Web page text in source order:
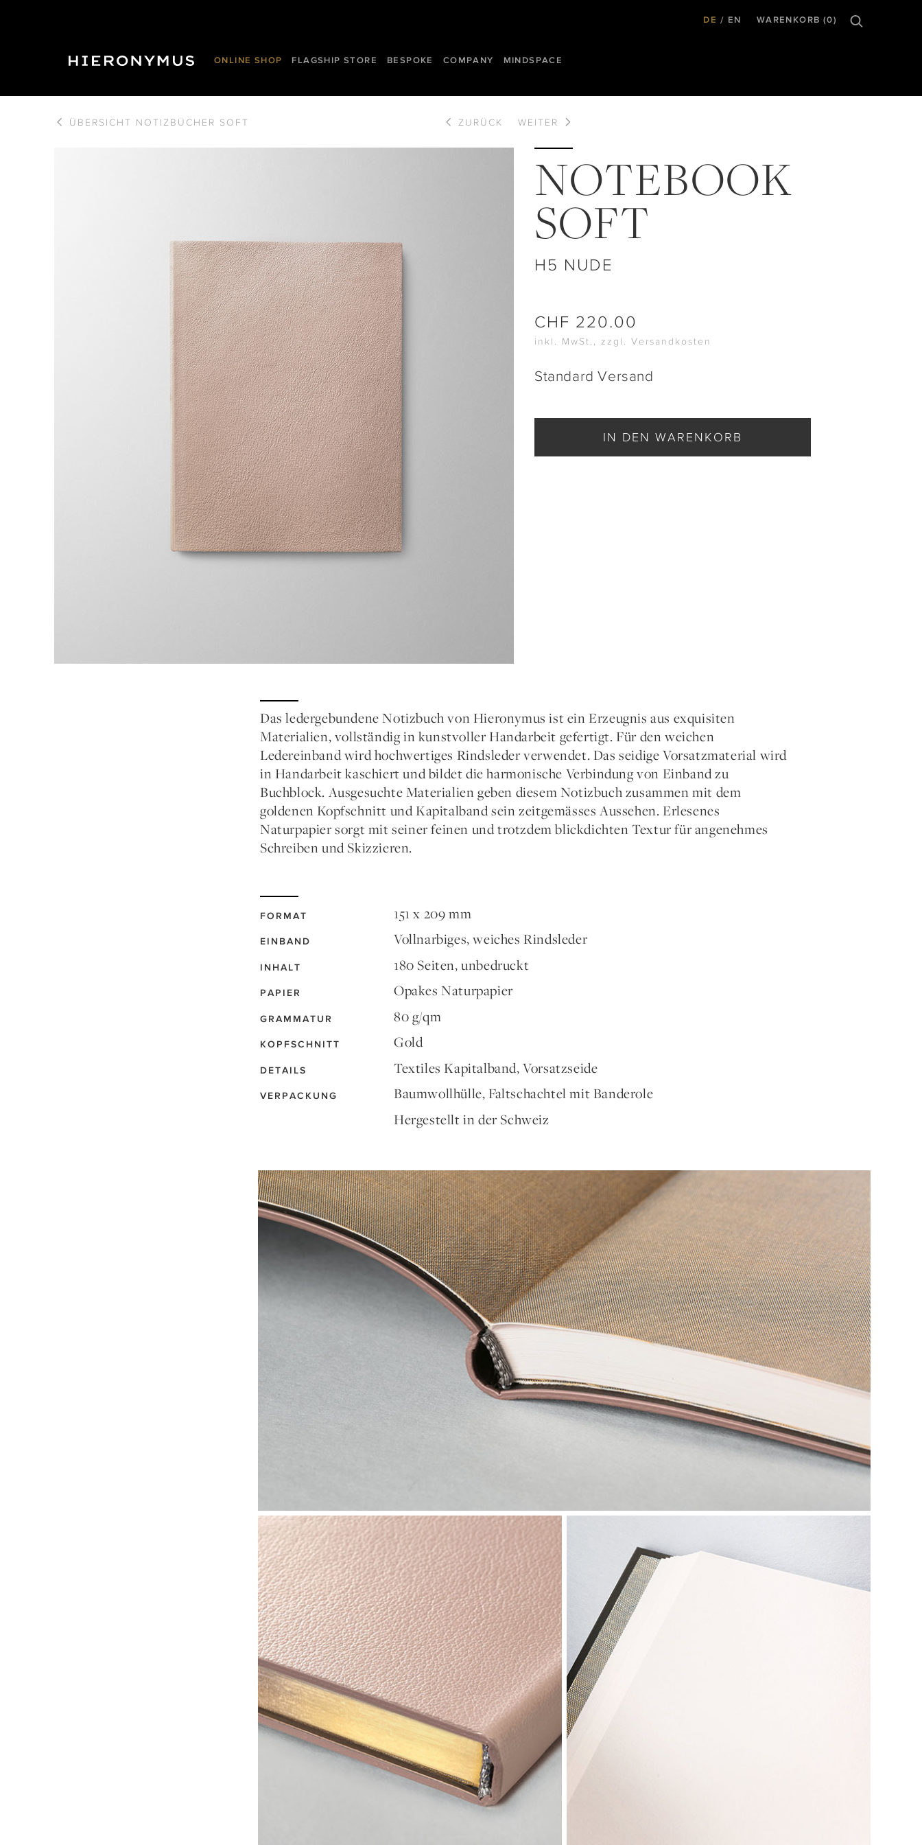
DE EN WARENKORB (0)
ONLINE SHOP FLAGSHIP STORE BESPOKE COMPANY MINDSPACE
ÜBERSICHT NOTIZBÜCHER SOFT ZURÜCK WEITER
NOTEBOOK
SOFT
H5 NUDE
CHF 220.00
inkl. MwSt., zzgl. Versandkosten
Standard Versand
IN DEN WARENKORB
Das ledergebundene Notizbuch von Hieronymus ist ein Erzeugnis aus exquisiten
Materialien, vollständig in kunstvoller Handarbeit gefertigt. Für den weichen
Ledereinband wird hochwertiges Rindsleder verwendet. Das seidige Vorsatzmaterial wird
in Handarbeit kaschiert und bildet die harmonische Verbindung von Einband zu
Buchblock. Ausgesuchte Materialien geben diesem Notizbuch zusammen mit dem
goldenen Kopfschnitt und Kapitalband sein zeitgemässes Aussehen. Erlesenes
Naturpapier sorgt mit seiner feinen und trotzdem blickdichten Textur für angenehmes
Schreiben und Skizzieren.
FORMAT 151 x 209 mm
EINBAND Vollnarbiges, weiches Rindsleder
INHALT 180 Seiten, unbedruckt
PAPIER Opakes Naturpapier
GRAMMATUR 80 g/qm
KOPFSCHNITT Gold
DETAILS Textiles Kapitalband, Vorsatzseide
VERPACKUNG
Baumwollhülle, Faltschachtel mit Banderole
Hergestellt in der Schweiz